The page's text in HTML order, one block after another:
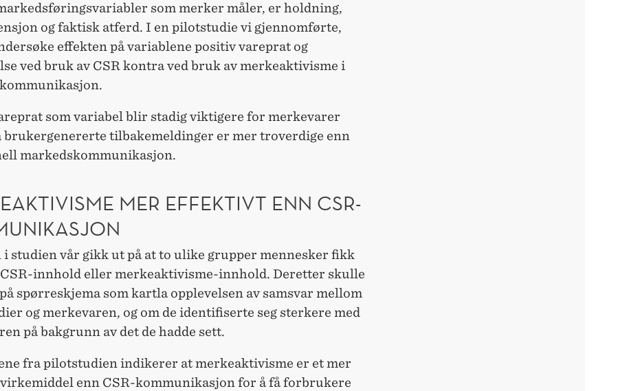
som merker måler, er holdning,
og faktisk atferd. I en pilotstudie vi gjennomførte,
effekten på variablene positiv vareprat og
ved bruk av CSR kontra ved bruk av merkeaktivisme i
som variabel blir stadig viktigere for merkevarer
brukergenererte tilbakemeldinger er mer troverdige enn
markedskommunikasjon.
MER EFFEKTIVT ENN CSR-
i studien vår gikk ut på at to ulike grupper mennesker fikk
CSR-innhold eller merkeaktivisme-innhold. Deretter skulle
spørreskjema som kartla opplevelsen av samsvar mellom
og merkevaren, og om de identifiserte seg sterkere med
på bakgrunn av det de hadde sett.
fra pilotstudien indikerer at merkeaktivisme er et mer
enn CSR-kommunikasjon for å få forbrukere